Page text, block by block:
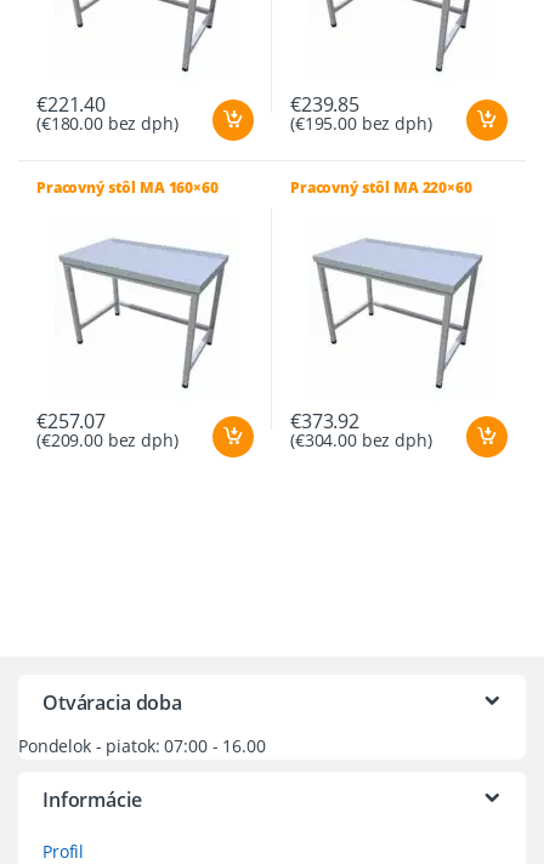
€221.40
(€180.00bez dph)
€239.85
(€195.00bez dph)
Pracovný stôl MA 160×60
€257.07
(€209.00bez dph)
Pracovný stôl MA 220×60
€373.92
(€304.00bez dph)
Otváracia doba
Pondelok - piatok: 07:00 - 16.00
Informácie
Profil